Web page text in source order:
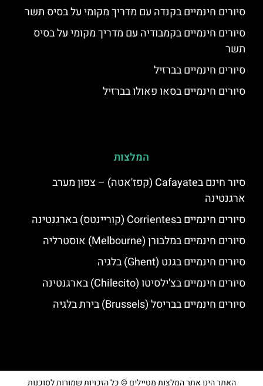
סיורים חינמיים בקנדה עם מדריך מקומי על בסיס תשר
סיורים חינמיים בקמבודיה עם מדריך מקומי על בסיס
תשר
סיורים חינמיים בברזיל
סיורים חינמיים בסאו פאולו בברזיל
המלצות
סיור חינם בCafayate (קפז'אטה) – צפון מערב
ארגנטינה
סיורים חינמיים בCorrientes (קוריינטס) בארגנטינה
סיורים חינמיים במלבורן (Melbourne) אוסטרליה
סיורים חינמיים בגנט (Ghent) בלגיה
סיורים חינמיים בצ'ילסיטו (Chilecito) בארגנטינה
סיורים חינמיים בבריסל (Brussels) בירת בלגיה
האתר הינו אתר המלצות מטיילים © כל הזכויות שמורות לסוכנות